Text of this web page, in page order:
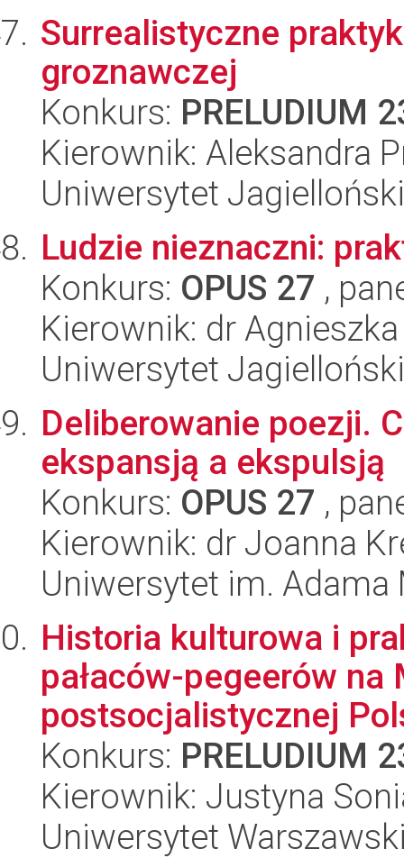
Surrealistyczne
groznawczej
Konkurs: PRELUDIUM
Kierownik: Aleksandra
Uniwersytet Jagielloński
Ludzie nieznaczni:
Konkurs: OPUS 27 ,
Kierownik: dr
Uniwersytet Jagielloński
Deliberowanie poezji.
ekspansją a ekspulsją
Konkurs: OPUS 27 ,
Kierownik: dr Joanna
Uniwersytet im.
Historia kulturowa i
pałaców-pegeerów
postsocjalistycznej
Konkurs: PRELUDIUM
Kierownik: Justyna
Uniwersytet